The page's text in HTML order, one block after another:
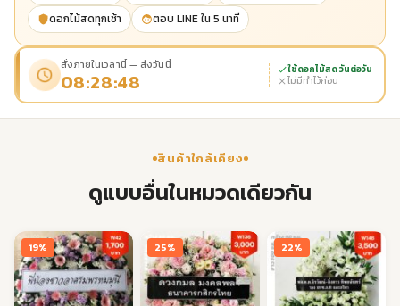
ดอกไม้สดทุกเช้า
ตอบ LINE ใน 5 นาที
สั่งภายในเวลานี้ — ส่งวันนี้
08:28:47
ใช้ดอกไม้สด วันต่อวัน
ไม่มีทำไว้ก่อน
สินค้าใกล้เคียง
ดูแบบอื่นในหมวดเดียวกัน
19% 25% 22%